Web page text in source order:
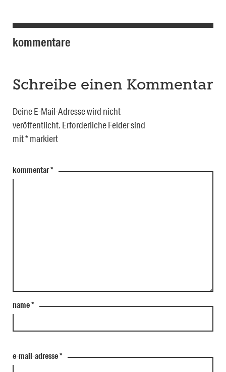
kommentare
Schreibe einen Kommentar
Deine E-Mail-Adresse wird nicht
veröffentlicht. Erforderliche Felder sind
mit*markiert
kommentar*
name*
e-mail-adresse*